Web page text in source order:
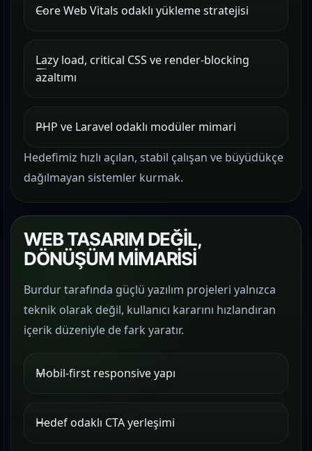
Core Web Vitals odaklı yükleme stratejisi
Lazy load, critical CSS ve render-blocking
azaltımı
PHP ve Laravel odaklı modüler mimari
Hedefimiz hızlı açılan, stabil çalışan ve büyüdükçe
dağılmayan sistemler kurmak.
WEB TASARIM DEĞİL,
DÖNÜŞÜM MİMARİSİ
Burdur tarafında güçlü yazılım projeleri yalnızca
teknik olarak değil, kullanıcı kararını hızlandıran
içerik düzeniyle de fark yaratır.
Mobil-first responsive yapı
Hedef odaklı CTA yerleşimi